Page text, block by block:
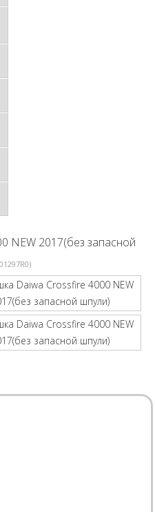
NEW 2017(без запасной
)